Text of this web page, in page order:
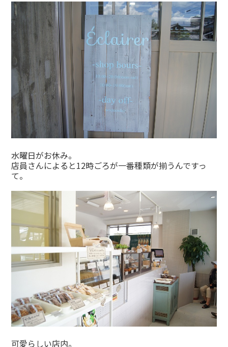
水曜日がお休み。
店員さんによると12時ごろが一番種類が揃うんですっ
て。
可愛らしい店内。